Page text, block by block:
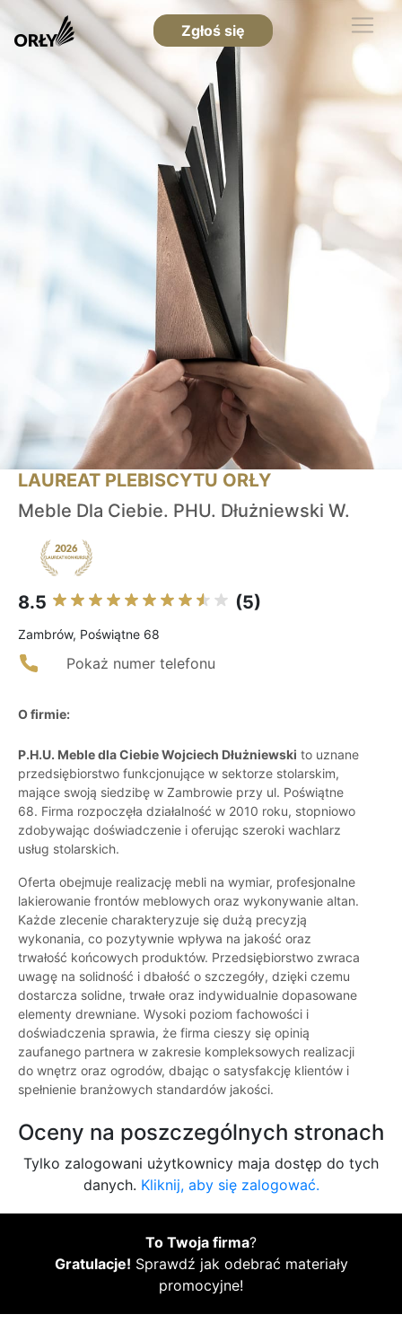
Zgłoś się
LAUREAT PLEBISCYTU ORŁY
Meble Dla Ciebie. PHU. Dłużniewski W.
8.5 (5)
Zambrów, Poświątne 68
Pokaż numer telefonu
O firmie:
P.H.U. Meble dla Ciebie Wojciech Dłużniewski to uznane
przedsiębiorstwo funkcjonujące w sektorze stolarskim,
mające swoją siedzibę w Zambrowie przy ul. Poświątne
68. Firma rozpoczęła działalność w 2010 roku, stopniowo
zdobywając doświadczenie i oferując szeroki wachlarz
usług stolarskich.
Oferta obejmuje realizację mebli na wymiar, profesjonalne
lakierowanie frontów meblowych oraz wykonywanie altan.
Każde zlecenie charakteryzuje się dużą precyzją
wykonania, co pozytywnie wpływa na jakość oraz
trwałość końcowych produktów. Przedsiębiorstwo zwraca
uwagę na solidność i dbałość o szczegóły, dzięki czemu
dostarcza solidne, trwałe oraz indywidualnie dopasowane
elementy drewniane. Wysoki poziom fachowości i
doświadczenia sprawia, że firma cieszy się opinią
zaufanego partnera w zakresie kompleksowych realizacji
do wnętrz oraz ogrodów, dbając o satysfakcję klientów i
spełnienie branżowych standardów jakości.
Oceny na poszczególnych stronach
Tylko zalogowani użytkownicy maja dostęp do tych
danych. Kliknij, aby się zalogować.
To Twoja firma?
Gratulacje! Sprawdź jak odebrać materiały
promocyjne!